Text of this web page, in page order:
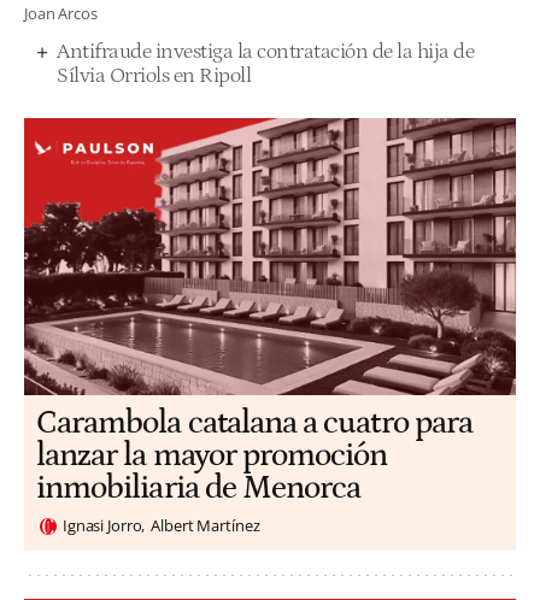
Joan Arcos
Antifraude investiga la contratación de la hija de
Sílvia Orriols en Ripoll
Carambola catalana a cuatro para
lanzar la mayor promoción
inmobiliaria de Menorca
Ignasi Jorro Albert Martínez